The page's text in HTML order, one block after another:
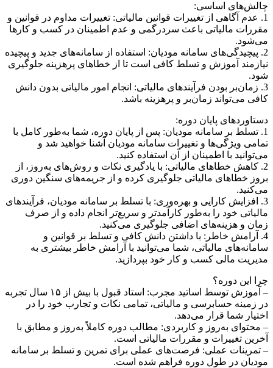
چالش‌های اساسی:
1. عدم آگاهی از تغییرات قوانین مالیاتی: تغییرات مداوم در قوانین و
مقررات مالیاتی باعث سردرگمی و عدم اطمینان در کسب و کارها
می‌شود.
2. پیچیدگی‌های سامانه مودیان: استفاده از سامانه‌های جدید و پیچیده
نیازمند آموزش و تسلط کافی است تا از خطاهای پرهزینه جلوگیری
شود.
3. زمان‌بر بودن فرآیندهای مالیاتی: انجام امور مالیاتی بدون دانش
کافی می‌تواند زمان‌بر و پرهزینه باشد.
دستاوردهای پایان دوره:
1. تسلط بر سامانه مودیان: پس از پایان دوره، شما به‌طور کامل با
تمامی ویژگی‌ها و تغییرات سامانه مودیان آشنا خواهید شد و
می‌توانید با اطمینان از آن استفاده کنید.
2. کاهش خطاهای مالیاتی: با یادگیری نکات و روش‌های به‌روز، از
بروز خطاهای مالیاتی جلوگیری کرده و از جریمه‌های سنگین دوری
می‌کنید.
3. افزایش کارایی و بهره‌وری: با تسلط بر سامانه مودیان، فرآیندهای
مالیاتی خود را به‌طور کارآمدتر و سریع‌تر انجام داده و از صرف
زمان و هزینه‌های اضافی جلوگیری می‌کنید.
4. آرامش خاطر: با داشتن دانش کافی و تسلط بر قوانین و
سامانه‌های مالیاتی، شما می‌توانید با آرامش خاطر بیشتری به
مدیریت مالی کسب و کار خود بپردازید.
چرا این دوره؟
– آموزش توسط اساتید مجرب: استاد قبول با بیش از ۱۵ سال تجربه
در زمینه حسابرسی و مالیاتی، تمامی نکات و تجارب خود را در
اختیار شما قرار می‌دهد.
– محتوای به‌روز و کاربردی: مطالب دوره کاملاً به‌روز و مطابق با
آخرین تغییرات و مقررات مالیاتی است.
– تمرینات عملی: فرصت‌های عملی برای تمرین و تسلط بر سامانه
مودیان در طول دوره فراهم شده است.